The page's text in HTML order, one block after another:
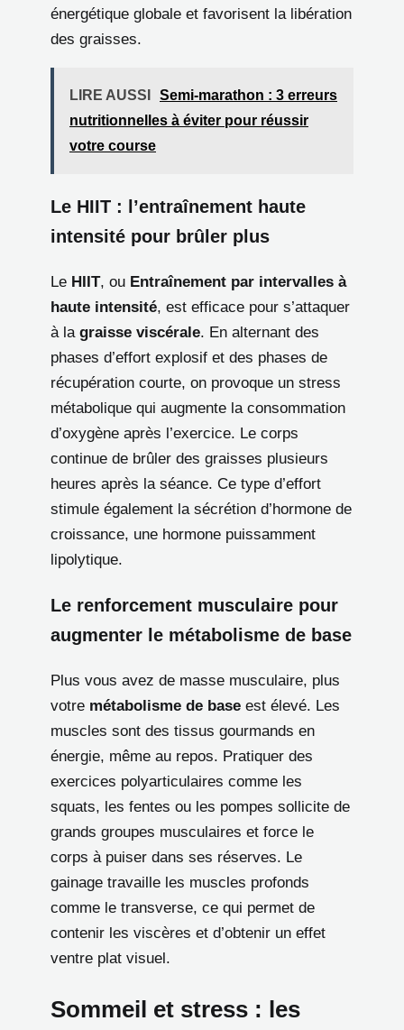
énergétique globale et favorisent la libération
des graisses.
LIRE AUSSI
Semi-marathon : 3 erreurs
nutritionnelles à éviter pour réussir
votre course
Le HIIT : l’entraînement haute
intensité pour brûler plus
Le HIIT, ou Entraînement par intervalles à
haute intensité, est efficace pour s’attaquer
à la graisse viscérale. En alternant des
phases d’effort explosif et des phases de
récupération courte, on provoque un stress
métabolique qui augmente la consommation
d’oxygène après l’exercice. Le corps
continue de brûler des graisses plusieurs
heures après la séance. Ce type d’effort
stimule également la sécrétion d’hormone de
croissance, une hormone puissamment
lipolytique.
Le renforcement musculaire pour
augmenter le métabolisme de base
Plus vous avez de masse musculaire, plus
votre métabolisme de base est élevé. Les
muscles sont des tissus gourmands en
énergie, même au repos. Pratiquer des
exercices polyarticulaires comme les
squats, les fentes ou les pompes sollicite de
grands groupes musculaires et force le
corps à puiser dans ses réserves. Le
gainage travaille les muscles profonds
comme le transverse, ce qui permet de
contenir les viscères et d’obtenir un effet
ventre plat visuel.
Sommeil et stress : les